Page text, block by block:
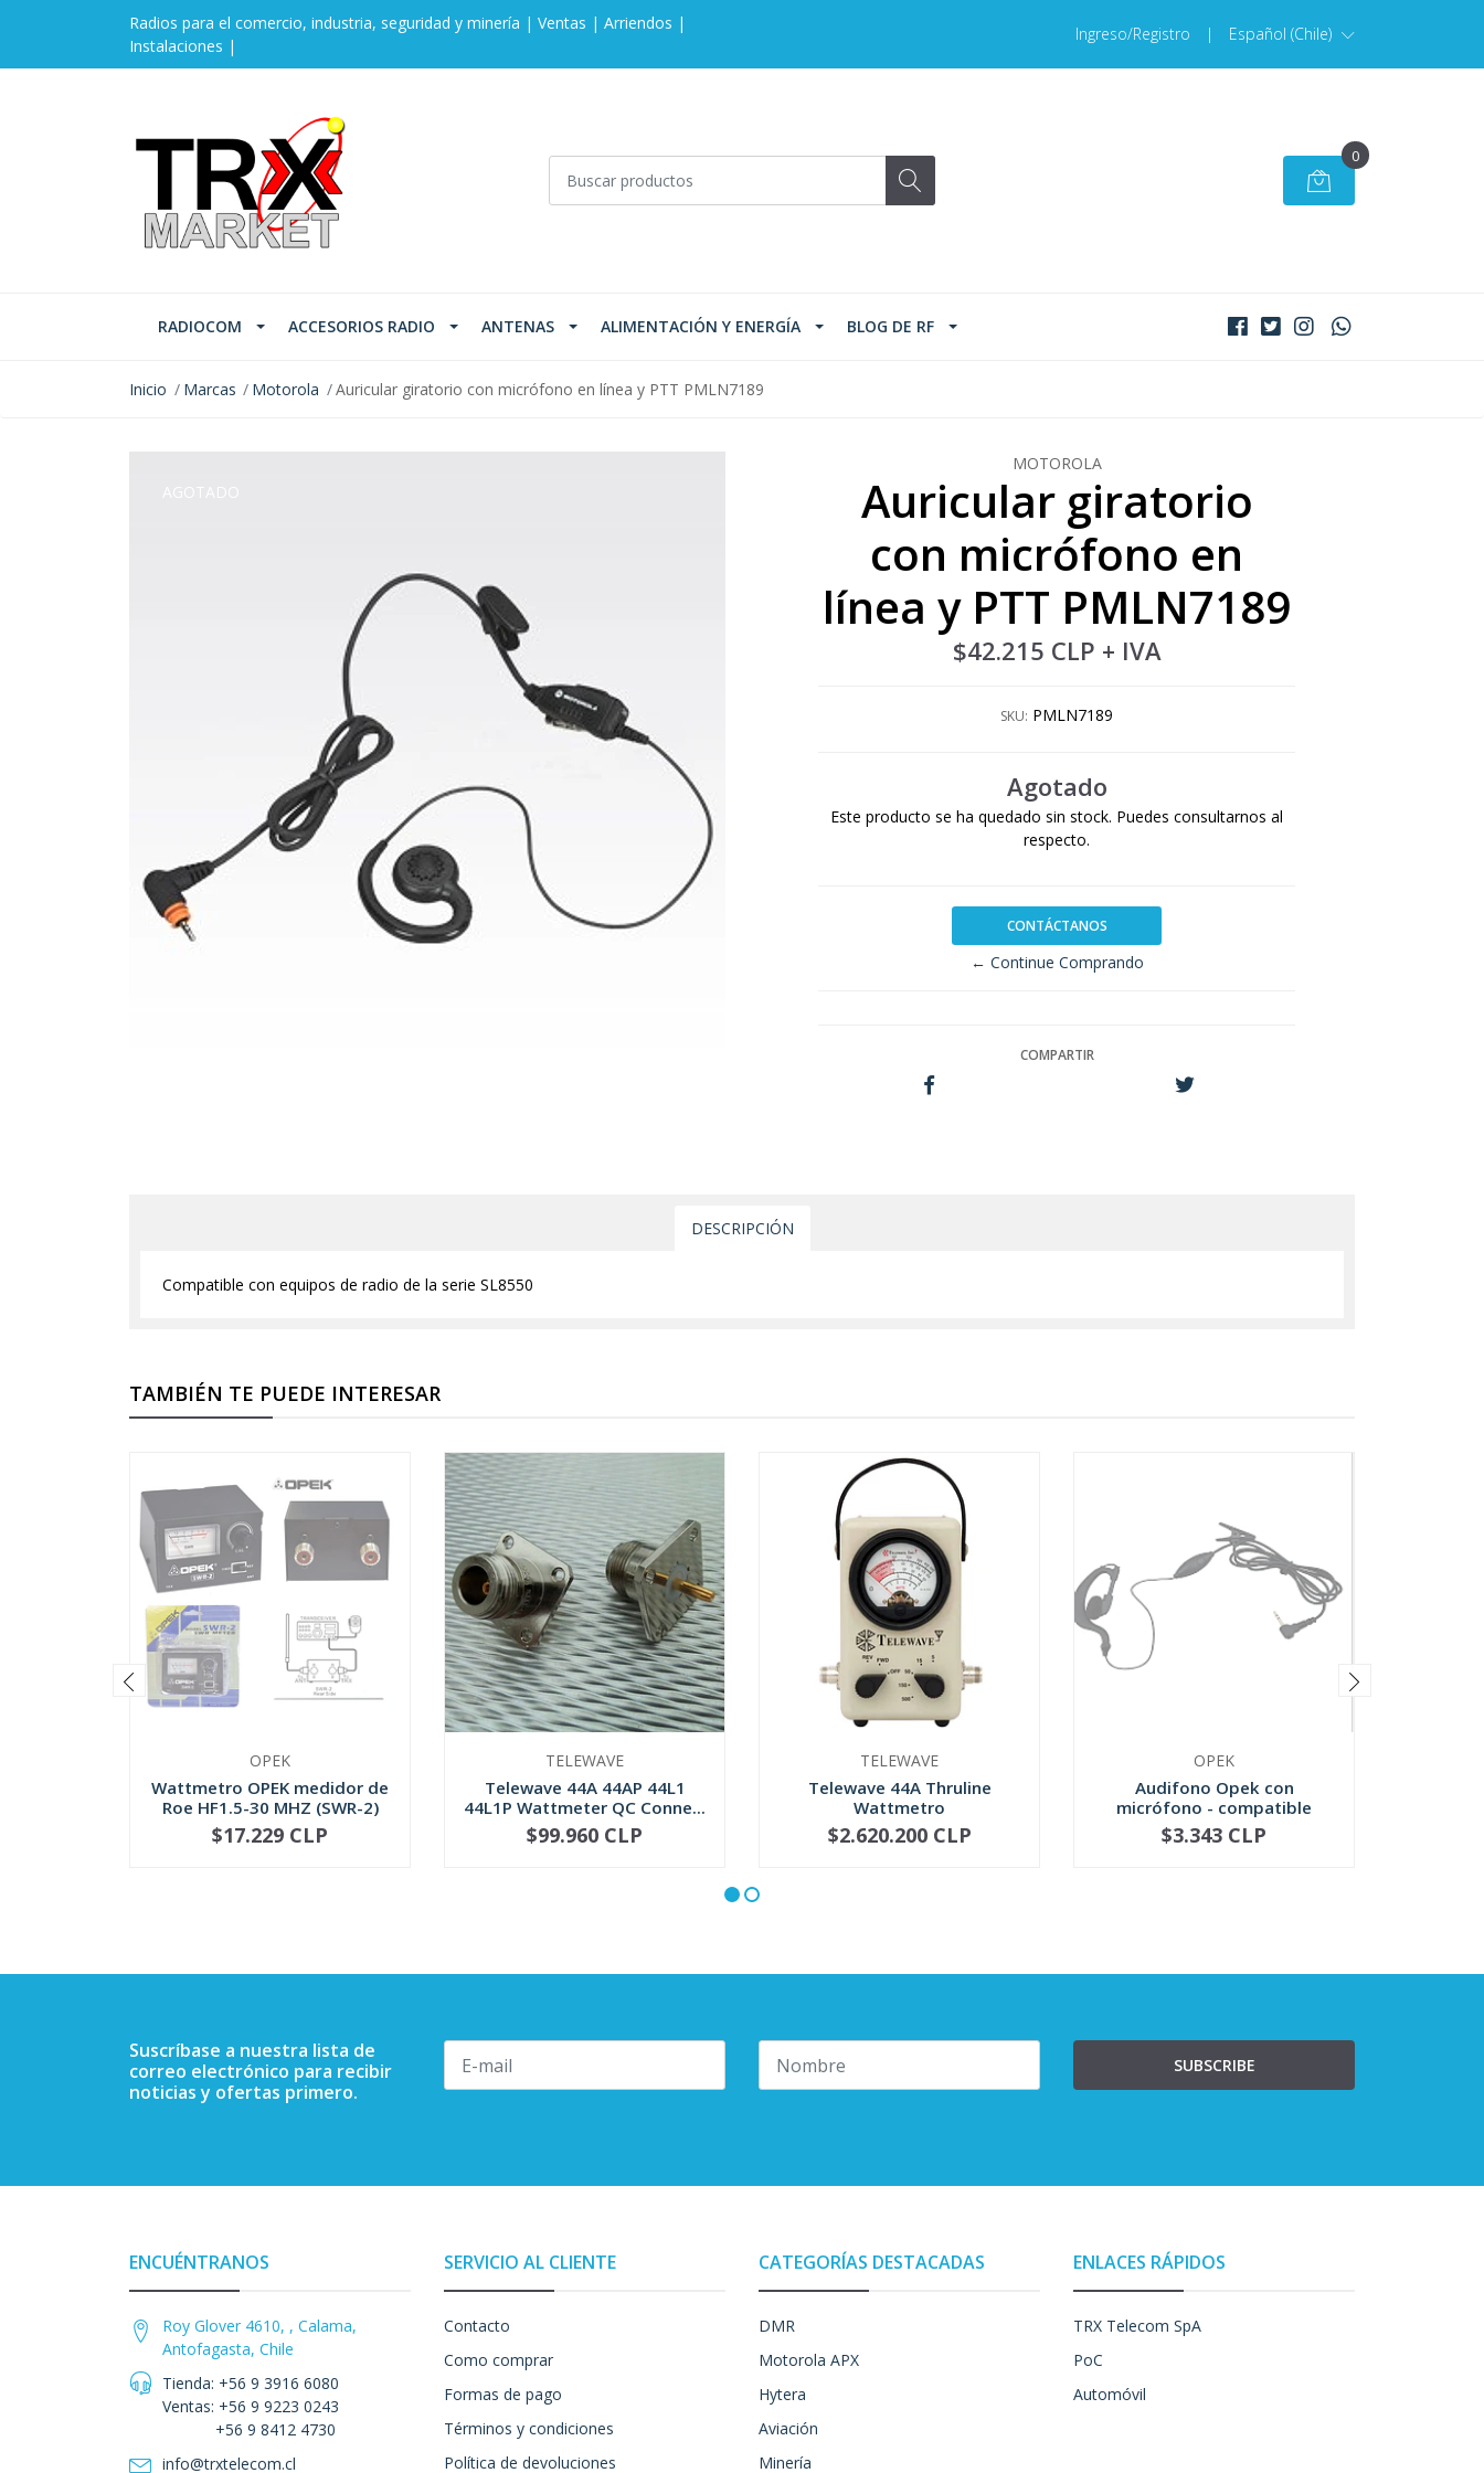
Radios para el comercio, industria, seguridad y minería | Ventas | Arriendos |
Instalaciones |
Ingreso/Registro | Español (Chile)
0
RADIOCOM ACCESORIOS RADIO ANTENAS ALIMENTACIÓN Y ENERGÍA BLOG DE RF
Inicio Marcas Motorola Auricular giratorio con micrófono en línea y PTT PMLN7189
MOTOROLA
Auricular giratorio
con micrófono en
línea y PTT PMLN7189
$42.215 CLP + IVA
SKU: PMLN7189
Agotado
Este producto se ha quedado sin stock. Puedes consultarnos al
respecto.
CONTÁCTANOS
← Continue Comprando
COMPARTIR
DESCRIPCIÓN
Compatible con equipos de radio de la serie SL8550
TAMBIÉN TE PUEDE INTERESAR
OPEK
Wattmetro OPEK medidor de
Roe HF1.5-30 MHZ (SWR-2)
NO DISPONIBLE
$17.229 CLP
TELEWAVE
Telewave 44A 44AP 44L1
44L1P Wattmeter QC Conne...
+
$99.960 CLP
TELEWAVE
Telewave 44A Thruline
Wattmetro
+
$2.620.200 CLP
OPEK
Audifono Opek con
micrófono - compatible
Motorola
NO DISPONIBLE
$3.343 CLP
Suscríbase a nuestra lista de
correo electrónico para recibir
noticias y ofertas primero.
SUBSCRIBE
ENCUÉNTRANOS
Roy Glover 4610, , Calama,
Antofagasta, Chile
Tienda: +56 9 3916 6080
Ventas: +56 9 9223 0243
+56 9 8412 4730
info@trxtelecom.cl
SERVICIO AL CLIENTE
Contacto
Como comprar
Formas de pago
Términos y condiciones
Política de devoluciones
CATEGORÍAS DESTACADAS
DMR
Motorola APX
Hytera
Aviación
Minería
ENLACES RÁPIDOS
TRX Telecom SpA
PoC
Automóvil